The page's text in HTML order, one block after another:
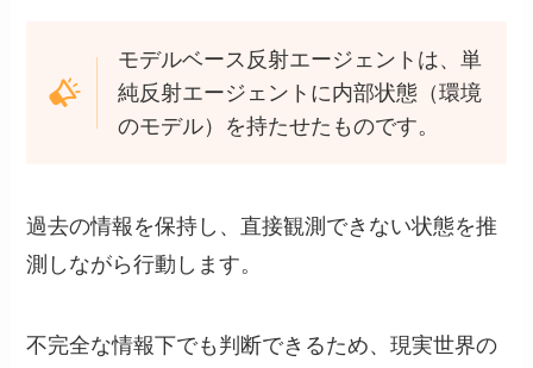
モデルベース反射エージェントは、単
純反射エージェントに内部状態（環境
のモデル）を持たせたものです。
過去の情報を保持し、直接観測できない状態を推
測しながら行動します。
不完全な情報下でも判断できるため、現実世界の